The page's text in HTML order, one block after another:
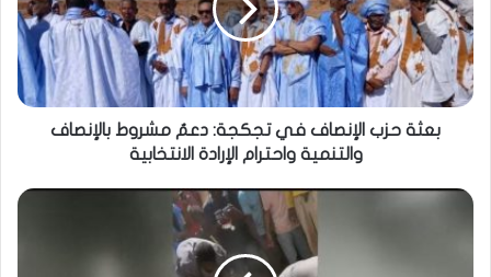
بعثة حزب الإنصاف في تجكجة: دعمٌ مشروط بالإنصاف
والتنمية واحترام الإرادة الانتخابية